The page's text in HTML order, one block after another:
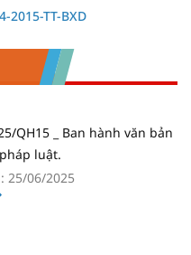
2015-TT-BXD
QH15 _ Ban hành văn bản
luật.
25/06/2025